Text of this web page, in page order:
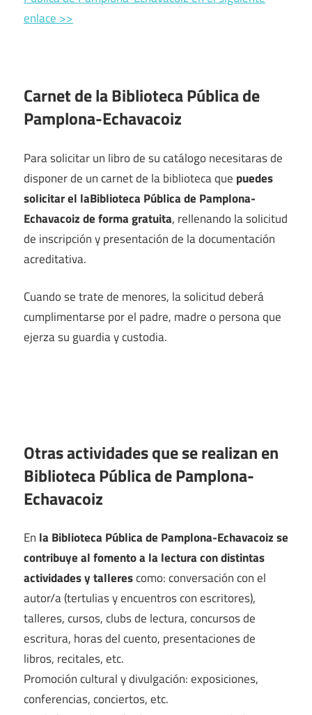
enlace >>
Carnet de la Biblioteca Pública de
Pamplona-Echavacoiz
Para solicitar un libro de su catálogo necesitaras de
disponer de un carnet de la biblioteca que puedes
solicitar el laBiblioteca Pública de Pamplona-
Echavacoiz de forma gratuita, rellenando la solicitud
de inscripción y presentación de la documentación
acreditativa.
Cuando se trate de menores, la solicitud deberá
cumplimentarse por el padre, madre o persona que
ejerza su guardia y custodia.
Otras actividades que se realizan en
Biblioteca Pública de Pamplona-
Echavacoiz
En la Biblioteca Pública de Pamplona-Echavacoiz se
contribuye al fomento a la lectura con distintas
actividades y tallerescomo: conversación con el
autor/a (tertulias y encuentros con escritores),
talleres, cursos, clubs de lectura, concursos de
escritura, horas del cuento, presentaciones de
libros, recitales, etc.
Promoción cultural y divulgación: exposiciones,
conferencias, conciertos, etc.